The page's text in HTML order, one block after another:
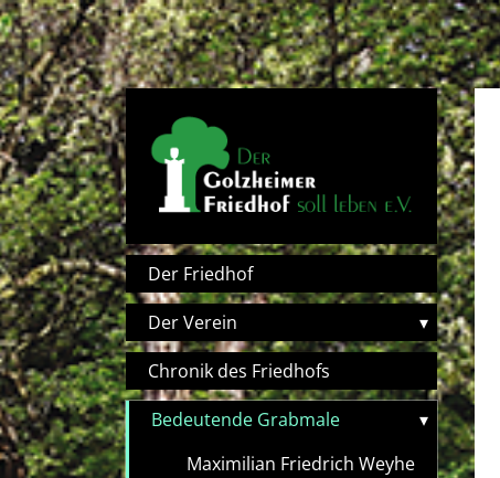
Direkt zum Inhalt
Hauptnavigation
Der Friedhof
Der Verein
▾
Chronik des Friedhofs
Bedeutende Grabmale
▾
Maximilian Friedrich Weyhe